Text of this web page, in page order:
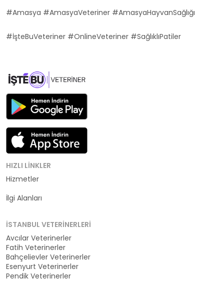
#Amasya #AmasyaVeteriner #AmasyaHayvanSağlığı
#İşteBuVeteriner #OnlineVeteriner #SağlıklıPatiler
HIZLI LINKLER
Hizmetler
İlgi Alanları
İSTANBUL VETERINERLERI
Avcılar Veterinerler
Fatih Veterinerler
Bahçelievler Veterinerler
Esenyurt Veterinerler
Pendik Veterinerler